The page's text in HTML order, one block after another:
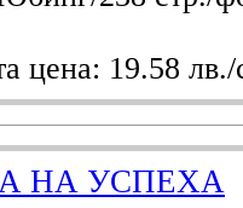
цена: 19.58 лв./
НА УСПЕХА